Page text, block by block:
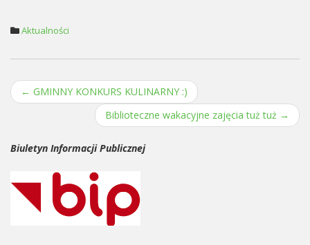
Aktualności
Post navigation
← GMINNY KONKURS KULINARNY :)
Biblioteczne wakacyjne zajęcia tuż tuż →
Biuletyn Informacji Publicznej